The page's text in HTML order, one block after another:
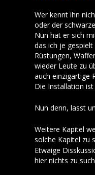
Wer kennt ihn
oder der
Nun hat er sich
das ich je
Rüstungen,
wieder Leute zu
auch einzigartige
Die Installation
Nun denn, lasst
Weitere Kapitel
solche Kapitel zu
Etwaige
hier nichts zu